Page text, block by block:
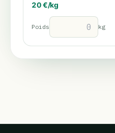
20€/kg
Poids kg